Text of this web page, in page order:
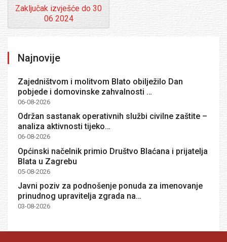
Zaključak izvješće do 30
06 2024
Najnovije
Zajedništvom i molitvom Blato obilježilo Dan
pobjede i domovinske zahvalnosti …
06-08-2026
Održan sastanak operativnih službi civilne zaštite –
analiza aktivnosti tijeko…
06-08-2026
Općinski načelnik primio Društvo Blaćana i prijatelja
Blata u Zagrebu
05-08-2026
Javni poziv za podnošenje ponuda za imenovanje
prinudnog upravitelja zgrada na…
03-08-2026